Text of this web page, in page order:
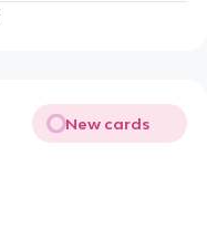
New cards